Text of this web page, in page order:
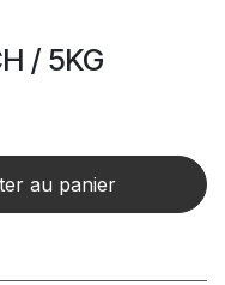
/ 5KG
au panier